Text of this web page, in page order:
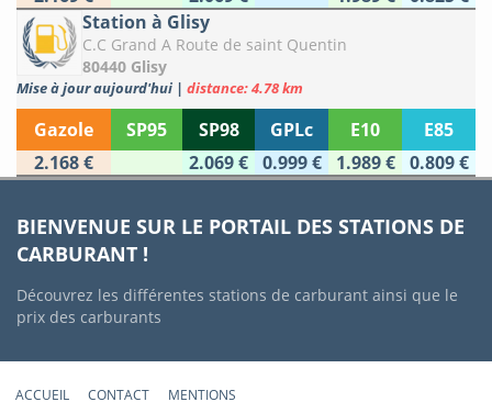
Station à Glisy
C.C Grand A Route de saint Quentin
80440 Glisy
Mise à jour aujourd'hui | distance: 4.78 km
Gazole SP95 SP98 GPLc E10
E85
2.168 €
2.069 € 0.999 € 1.989 € 0.809 €
BIENVENUE SUR LE PORTAIL DES STATIONS DE
CARBURANT !
Découvrez les différentes stations de carburant ainsi que le
prix des carburants
ACCUEIL CONTACT MENTIONS